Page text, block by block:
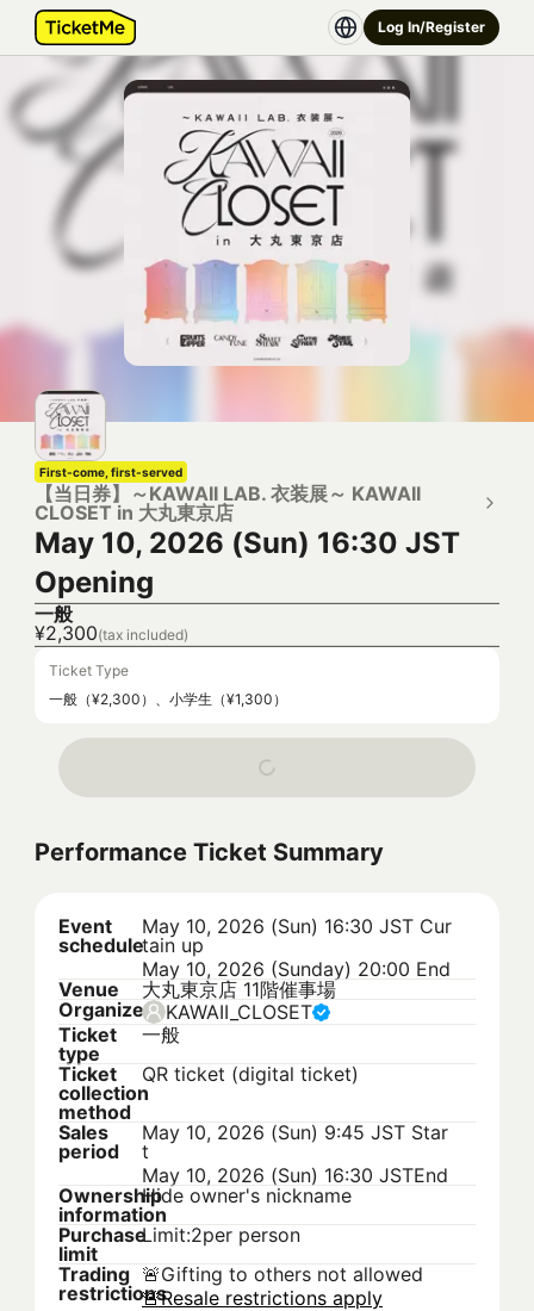
Log In/Register
First-come, first-served
【当日券】～KAWAII LAB. 衣装展～ KAWAII
CLOSET in 大丸東京店
May 10, 2026 (Sun) 16:30 JST
Opening
一般
¥2,300(tax included)
Ticket Type
一般（¥2,300）、小学生（¥1,300）
Performance Ticket Summary
Event
schedule
May 10, 2026 (Sun) 16:30 JST Cur
tain up
May 10, 2026 (Sunday) 20:00 End
Venue
大丸東京店 11階催事場
Organizer KAWAII_CLOSET
Ticket
type
一般
Ticket
collection
method
QR ticket (digital ticket)
Sales
period
May 10, 2026 (Sun) 9:45 JST Star
t
May 10, 2026 (Sun) 16:30 JSTEnd
Ownership
information
Hide owner's nickname
Purchase
limit
Limit:2per person
Trading
restrictions
🚨Gifting to others not allowed
🚨Resale restrictions apply